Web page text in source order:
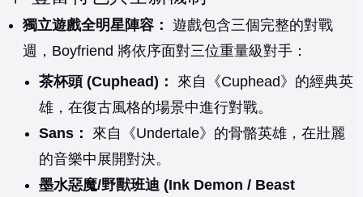
獨立遊戲全明星陣容： 遊戲包含三個完整的對戰
週，Boyfriend 將依序面對三位重量級對手：
茶杯頭 (Cuphead)：
來自《Cuphead》的經典英
雄，在復古風格的場景中進行對戰。
Sans：
來自《Undertale》的骨骼英雄，在壯麗
的音樂中展開對決。
墨水惡魔/野獸班迪 (Ink Demon / Beast